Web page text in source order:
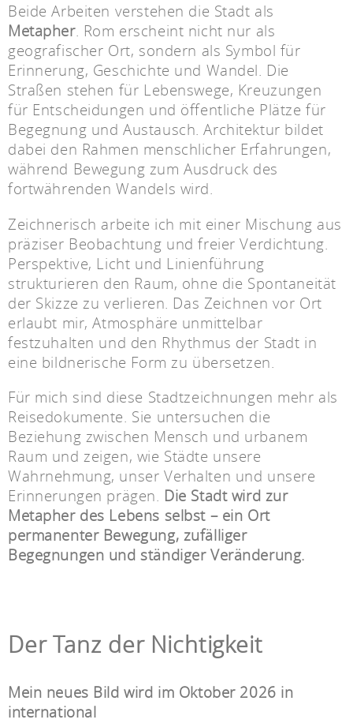
Beide Arbeiten verstehen die Stadt als
Metapher. Rom erscheint nicht nur als
geografischer Ort, sondern als Symbol für
Erinnerung, Geschichte und Wandel. Die
Straßen stehen für Lebenswege, Kreuzungen
für Entscheidungen und öffentliche Plätze für
Begegnung und Austausch. Architektur bildet
dabei den Rahmen menschlicher Erfahrungen,
während Bewegung zum Ausdruck des
fortwährenden Wandels wird.
Zeichnerisch arbeite ich mit einer Mischung aus
präziser Beobachtung und freier Verdichtung.
Perspektive, Licht und Linienführung
strukturieren den Raum, ohne die Spontaneität
der Skizze zu verlieren. Das Zeichnen vor Ort
erlaubt mir, Atmosphäre unmittelbar
festzuhalten und den Rhythmus der Stadt in
eine bildnerische Form zu übersetzen.
Für mich sind diese Stadtzeichnungen mehr als
Reisedokumente. Sie untersuchen die
Beziehung zwischen Mensch und urbanem
Raum und zeigen, wie Städte unsere
Wahrnehmung, unser Verhalten und unsere
Erinnerungen prägen. Die Stadt wird zur
Metapher des Lebens selbst – ein Ort
permanenter Bewegung, zufälliger
Begegnungen und ständiger Veränderung.
Der Tanz der Nichtigkeit
Mein neues Bild wird im Oktober 2026 in
international